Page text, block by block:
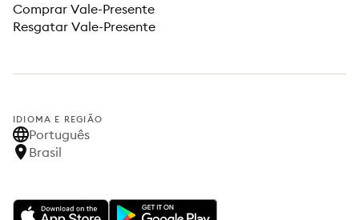
Comprar Vale-Presente
Resgatar Vale-Presente
IDIOMA E REGIÃO
Português
Brasil